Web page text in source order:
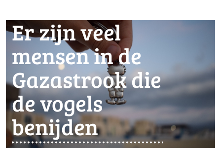
Er zijn veel
mensen in de
Gazastrook die
de vogels
benijden